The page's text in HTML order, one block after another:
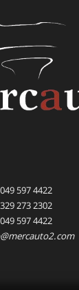
597 4422
273 2302
597 4422